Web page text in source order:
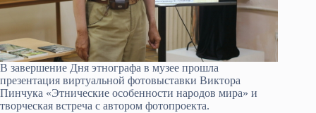
В завершение Дня этнографа в музее прошла
презентация виртуальной фотовыставки Виктора
Пинчука «Этнические особенности народов мира» и
творческая встреча с автором фотопроекта.